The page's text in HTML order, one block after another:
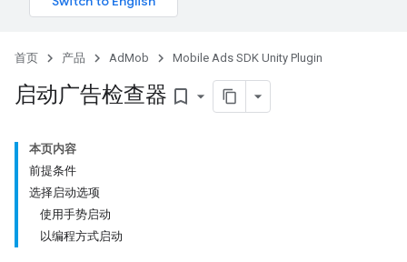
首页 产品 AdMob Mobile Ads SDK Unity Plugin
启动广告检查器 bookmark_border
本页内容
前提条件
选择启动选项
使用手势启动
以编程方式启动